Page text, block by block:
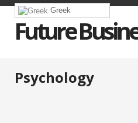
Greek
Future
Psychology